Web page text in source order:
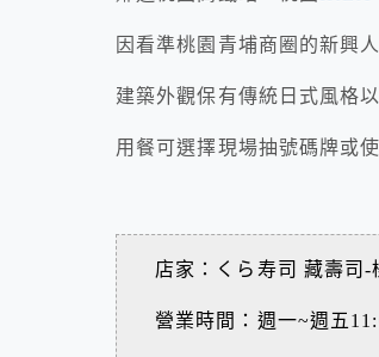
因看準桃園青埔商圈的新興
建築外觀保有傳統日式風格
用餐可選擇現場抽號碼牌或
店家：くら寿司 藏壽司-
營業時間：週一~週五